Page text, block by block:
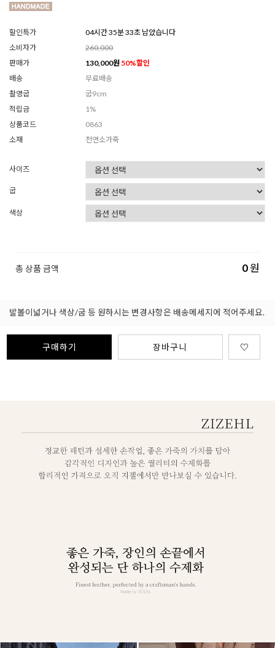
할인특가
04시간 35분 31초 남았습니다
소비자가
260,000
판매가
130,000원 50%할인
배송
무료배송
촬영굽
굽9cm
적립금
1%
상품코드
0863
소재
천연소가죽
사이즈
굽
색상
총 상품 금액 0원
발볼이넓거나 색상/굽 등 원하시는 변경사항은 배송메세지에 적어주세요.
구매하기 장바구니 ♡